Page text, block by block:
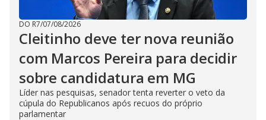
DO R7/07/08/2026
Cleitinho deve ter nova reunião
com Marcos Pereira para decidir
sobre candidatura em MG
Líder nas pesquisas, senador tenta reverter o veto da
cúpula do Republicanos após recuos do próprio
parlamentar